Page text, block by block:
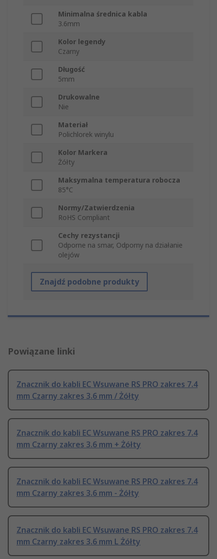
Minimalna średnica kabla
3.6mm
Kolor legendy
Czarny
Długość
5mm
Drukowalne
Nie
Materiał
Polichlorek winylu
Kolor Markera
Żółty
Maksymalna temperatura robocza
85°C
Normy/Zatwierdzenia
RoHS Compliant
Cechy rezystancji
Odporne na smar, Odporny na działanie
olejów
Znajdź podobne produkty
Powiązane linki
Znacznik do kabli EC Wsuwane RS PRO zakres 7.4
mm Czarny zakres 3.6 mm / Żółty
Znacznik do kabli EC Wsuwane RS PRO zakres 7.4
mm Czarny zakres 3.6 mm + Żółty
Znacznik do kabli EC Wsuwane RS PRO zakres 7.4
mm Czarny zakres 3.6 mm - Żółty
Znacznik do kabli EC Wsuwane RS PRO zakres 7.4
mm Czarny zakres 3.6 mm L Żółty